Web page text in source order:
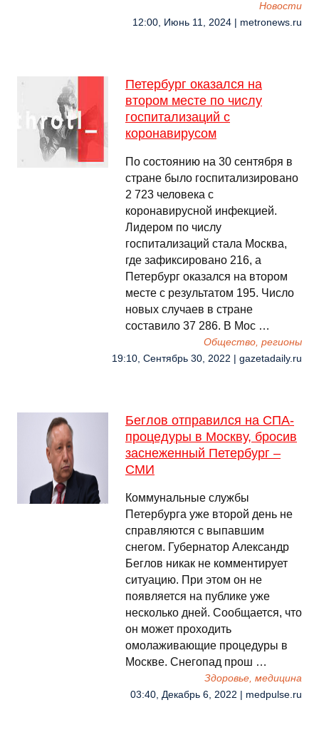
Новости
12:00, Июнь 11, 2024 | metronews.ru
Петербург оказался на
втором месте по числу
госпитализаций с
коронавирусом
По состоянию на 30 сентября в
стране было госпитализировано
2 723 человека с
коронавирусной инфекцией.
Лидером по числу
госпитализаций стала Москва,
где зафиксировано 216, а
Петербург оказался на втором
месте с результатом 195. Число
новых случаев в стране
составило 37 286. В Мос …
Общество, регионы
19:10, Сентябрь 30, 2022 | gazetadaily.ru
Беглов отправился на СПА-
процедуры в Москву, бросив
заснеженный Петербург –
СМИ
Коммунальные службы
Петербурга уже второй день не
справляются с выпавшим
снегом. Губернатор Александр
Беглов никак не комментирует
ситуацию. При этом он не
появляется на публике уже
несколько дней. Сообщается, что
он может проходить
омолаживающие процедуры в
Москве. Снегопад прош …
Здоровье, медицина
03:40, Декабрь 6, 2022 | medpulse.ru